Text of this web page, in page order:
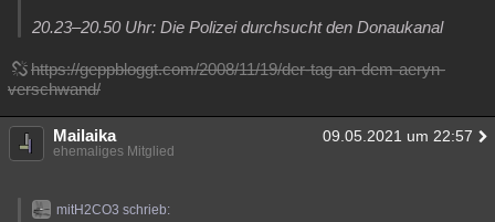
20.23–20.50 Uhr: Die Polizei durchsucht den Donaukanal
https://geppbloggt.com/2008/11/19/der-tag-an-dem-aeryn-
verschwand/
Mailaika 09.05.2021 um 22:57
ehemaliges Mitglied
mitH2CO3 schrieb: